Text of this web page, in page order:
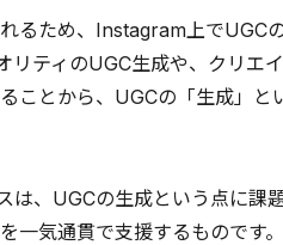
るため、Instagram上でUGC
ティのUGC生成や、クリエ
ことから、UGCの「生成」と
、UGCの生成という点に課
一気通貫で支援するものです